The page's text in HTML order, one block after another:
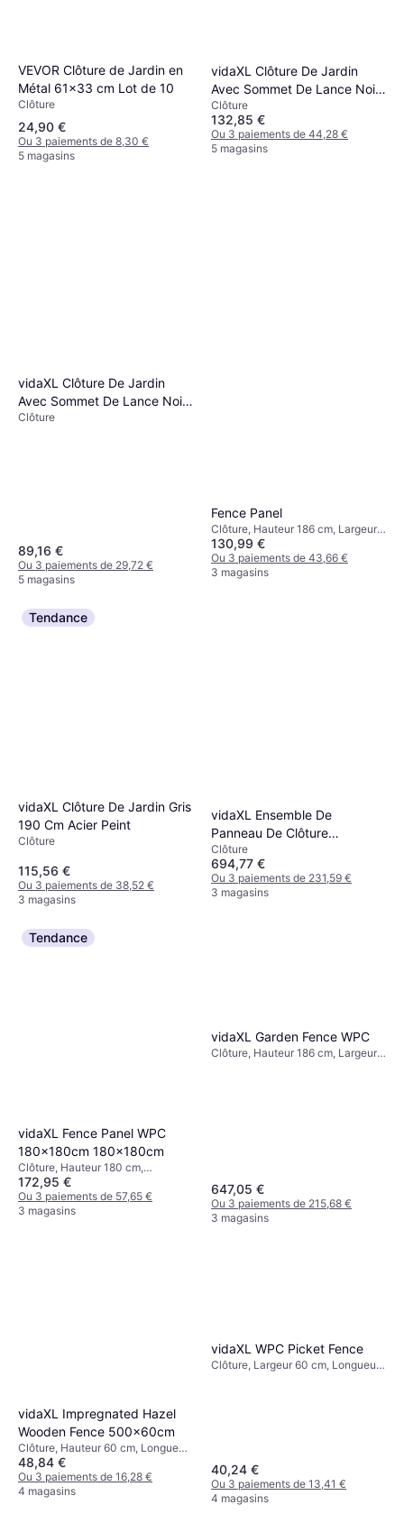
VEVOR Clôture de Jardin en
Métal 61x33 cm Lot de 10
Clôture
24,90 €
Ou 3 paiements de 8,30 €
5 magasins
vidaXL Clôture De Jardin
Avec Sommet De Lance Noir
222 cm
Clôture
132,85 €
Ou 3 paiements de 44,28 €
5 magasins
vidaXL Clôture De Jardin
Avec Sommet De Lance Noir
115 cm
Clôture
89,16 €
Ou 3 paiements de 29,72 €
5 magasins
Fence Panel
Clôture, Hauteur 186 cm, Largeur
95 cm
130,99 €
Ou 3 paiements de 43,66 €
3 magasins
Tendance
vidaXL Clôture De Jardin Gris
190 Cm Acier Peint
Clôture
115,56 €
Ou 3 paiements de 38,52 €
3 magasins
vidaXL Ensemble De
Panneau De Clôture
699x146 Cm HKC Zwart
Clôture
694,77 €
Ou 3 paiements de 231,59 €
3 magasins
Tendance
vidaXL Fence Panel WPC
180x180cm 180x180cm
Clôture, Hauteur 180 cm,
Longueur 180 cm
172,95 €
Ou 3 paiements de 57,65 €
3 magasins
vidaXL Garden Fence WPC
Clôture, Hauteur 186 cm, Largeur
647,05 €
Ou 3 paiements de 215,68 €
3 magasins
vidaXL Impregnated Hazel
Wooden Fence 500x60cm
Clôture, Hauteur 60 cm, Longueur
500 cm
48,84 €
Ou 3 paiements de 16,28 €
4 magasins
vidaXL WPC Picket Fence
Clôture, Largeur 60 cm, Longueur
40,24 €
Ou 3 paiements de 13,41 €
4 magasins